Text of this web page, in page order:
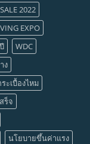
2022
EXPO
WDC
ง
ะเบื้องไหม
ร็จ
นโยบายขึ้นค่าแรง